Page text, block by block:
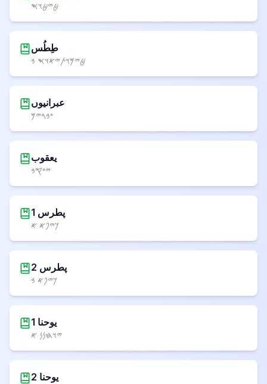
𐤈𐤉𐤈𐤅𐤎
طِطُس
𐤈𐤉𐤌𐤅𐤕𐤉𐤀𐤅𐤎 𐤁
عبرانیوں
𐤏𐤁𐤓𐤉𐤌
یعقوب
𐤉𐤏𐤒𐤁
1 پطرس
𐤊𐤉𐤐𐤀 𐤀
2 پطرس
𐤊𐤉𐤐𐤀 𐤁
1 یوحنا
𐤉𐤅𐤇𐤍𐤍 𐤀
2 یوحنا